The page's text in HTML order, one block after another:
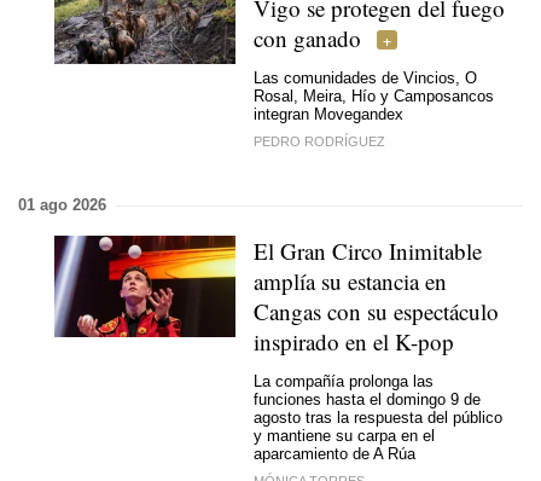
Vigo se protegen del fuego
con ganado
Las comunidades de Vincios, O
Rosal, Meira, Hío y Camposancos
integran Movegandex
PEDRO RODRÍGUEZ
01 ago 2026
El Gran Circo Inimitable
amplía su estancia en
Cangas con su espectáculo
inspirado en el K-pop
La compañía prolonga las
funciones hasta el domingo 9 de
agosto tras la respuesta del público
y mantiene su carpa en el
aparcamiento de A Rúa